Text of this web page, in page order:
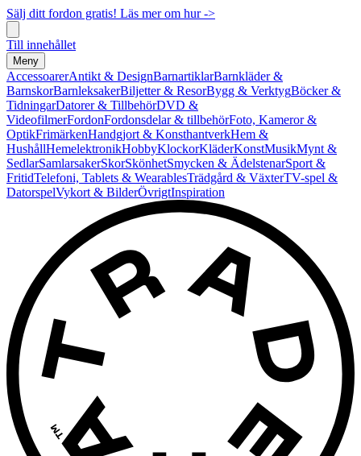
Sälj ditt fordon gratis! Läs mer om hur ->
Till innehållet
Meny
AccessoarerAntikt & DesignBarnartiklarBarnkläder &
BarnskorBarnleksakerBiljetter & ResorBygg & VerktygBöcker &
TidningarDatorer & TillbehörDVD &
VideofilmerFordonFordonsdelar & tillbehörFoto, Kameror &
OptikFrimärkenHandgjort & KonsthantverkHem &
HushållHemelektronikHobbyKlockorKläderKonstMusikMynt &
SedlarSamlarsakerSkorSkönhetSmycken & ÄdelstenarSport &
FritidTelefoni, Tablets & WearablesTrädgård & VäxterTV-spel &
DatorspelVykort & BilderÖvrigtInspiration